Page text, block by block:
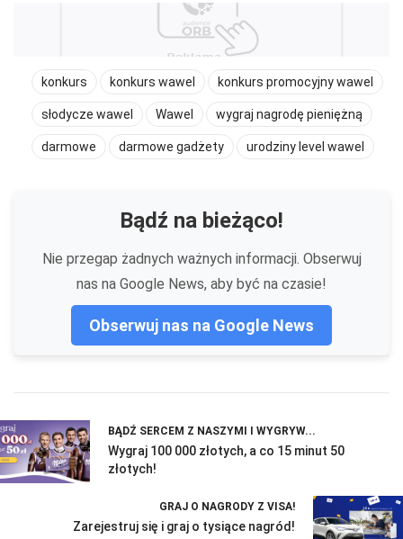
konkurs konkurs wawel konkurs promocyjny wawel
słodycze wawel Wawel wygraj nagrodę pieniężną
darmowe darmowe gadżety urodziny level wawel
Bądź na bieżąco!
Nie przegap żadnych ważnych informacji. Obserwuj
nas na Google News, aby być na czasie!
Obserwuj nas na Google News
BĄDŹ SERCEM Z NASZYMI I WYGRYW...
Wygraj 100 000 złotych, a co 15 minut 50
złotych!
GRAJ O NAGRODY Z VISA!
Zarejestruj się i graj o tysiące nagród!